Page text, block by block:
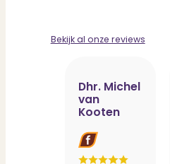
Bekijk al onze reviews
Dhr. Michel
van
Kooten